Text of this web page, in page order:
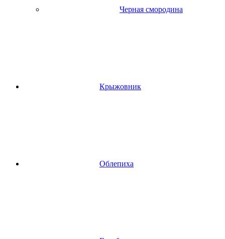
Черная смородина
Крыжовник
Облепиха